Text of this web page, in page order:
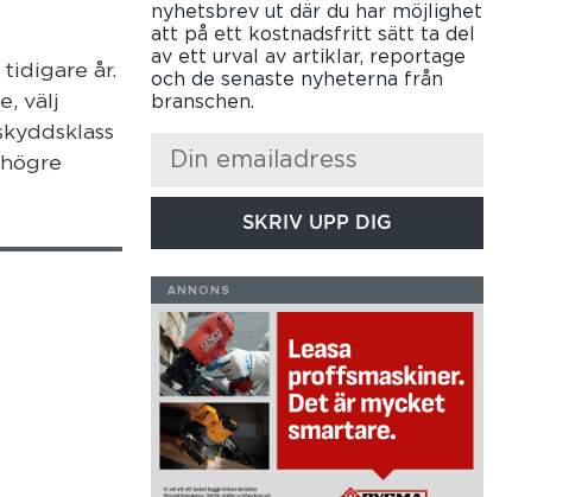
år.
välj
nyhetsbrev ut där du har möjlighet
att på ett kostnadsfritt sätt ta del
av ett urval av artiklar, reportage
och de senaste nyheterna från
branschen.
SKRIV UPP DIG